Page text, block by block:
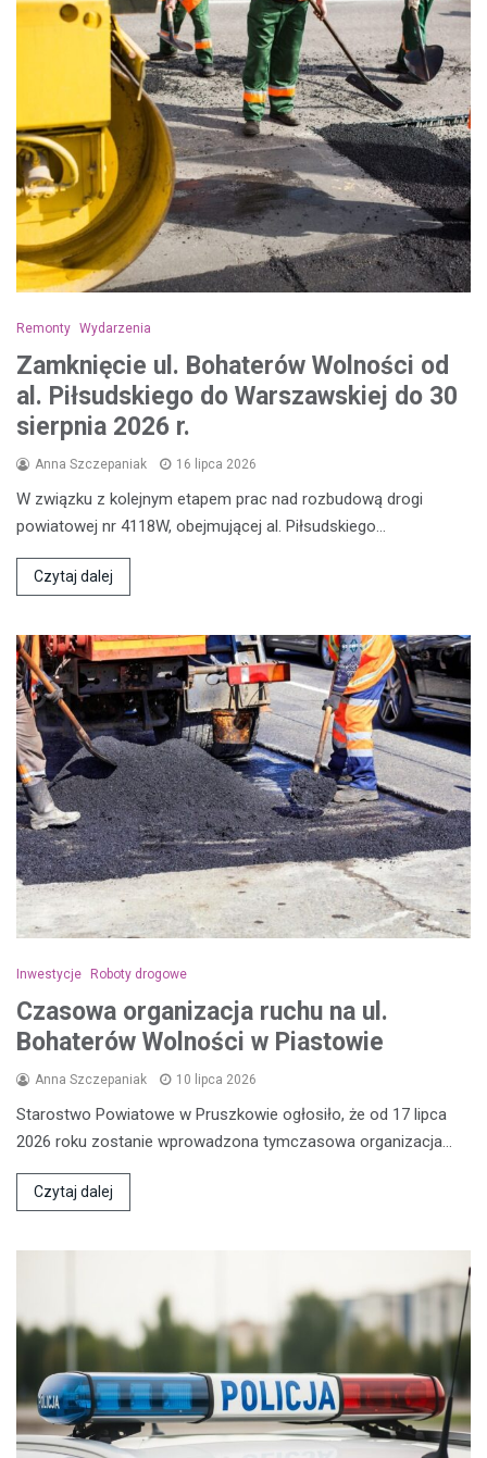
Remonty Wydarzenia
Zamknięcie ul. Bohaterów Wolności od
al. Piłsudskiego do Warszawskiej do 30
sierpnia 2026 r.
Anna Szczepaniak 16 lipca 2026
W związku z kolejnym etapem prac nad rozbudową drogi
powiatowej nr 4118W, obejmującej al. Piłsudskiego…
Czytaj dalej
Inwestycje Roboty drogowe
Czasowa organizacja ruchu na ul.
Bohaterów Wolności w Piastowie
Anna Szczepaniak 10 lipca 2026
Starostwo Powiatowe w Pruszkowie ogłosiło, że od 17 lipca
2026 roku zostanie wprowadzona tymczasowa organizacja…
Czytaj dalej